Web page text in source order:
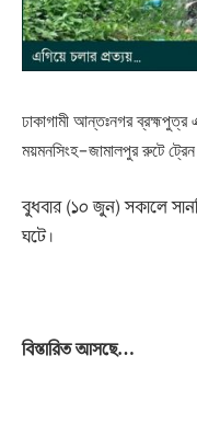
ঢাকাগামী আন্তঃনগর ব্রহ্মপুত্র
ময়মনসিংহ-জামালপুর রুটে
বুধবার (১০ জুন) সকালে
ঘটে।
বিস্তারিত আসছে…